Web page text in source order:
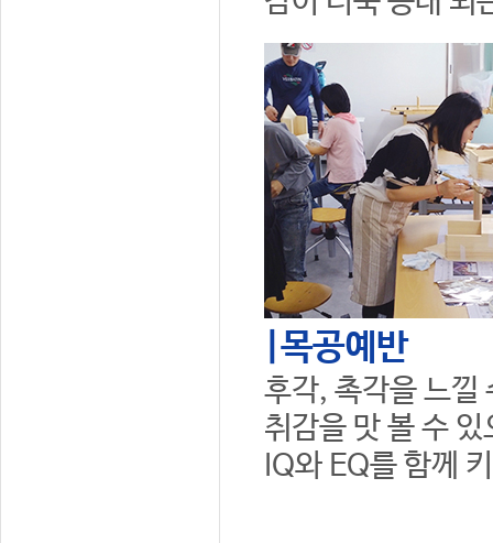
|목공예반
후각, 촉각을 느낄
취감을 맛 볼 수 있
IQ와 EQ를 함께